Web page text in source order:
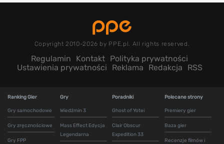
Copyright 2010-2026 by PPE.pl. All rights reserved.
Regulamin Kontakt Polityka prywatności
Ustawienia prywatności
Reklama Redakcja RSS
Ranking Gier
Gry samochodowe
Gry zręcznościowe
Gry FPP
Gry
Wiedźmin 3
Mass Effect Edycja
Legendarna
Poradniki
Ghost of Yotei
Clair Obscur
Expedition 33
Polecane strony
Premiery gier
Baza gier
Recenzje filmów i